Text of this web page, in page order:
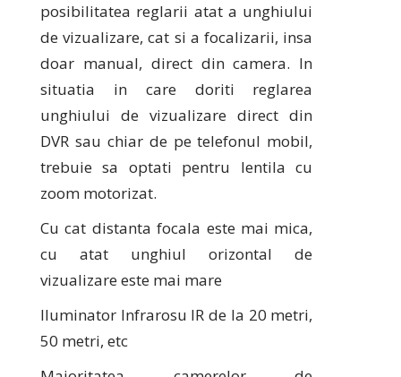
posibilitatea reglarii atat a unghiului
de vizualizare, cat si a focalizarii, insa
doar manual, direct din camera. In
situatia in care doriti reglarea
unghiului de vizualizare direct din
DVR sau chiar de pe telefonul mobil,
trebuie sa optati pentru lentila cu
zoom motorizat.
Cu cat distanta focala este mai mica,
cu atat unghiul orizontal de
vizualizare este mai mare
Iluminator Infrarosu IR de la 20 metri,
50 metri, etc